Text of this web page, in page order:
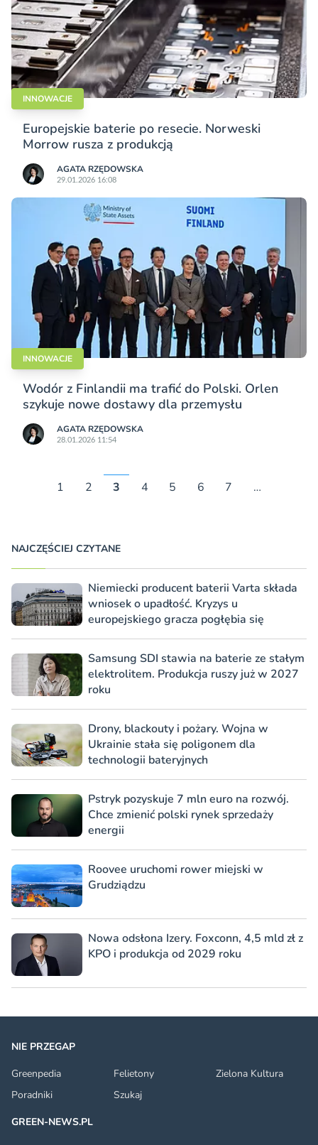
INNOWACJE
Europejskie baterie po resecie. Norweski
Morrow rusza z produkcją
AGATA RZĘDOWSKA
29.01.2026 16:08
INNOWACJE
Wodór z Finlandii ma trafić do Polski. Orlen
szykuje nowe dostawy dla przemysłu
AGATA RZĘDOWSKA
28.01.2026 11:54
1 2 3 4 5 6 7 …
NAJCZĘŚCIEJ CZYTANE
Niemiecki producent baterii Varta składa
wniosek o upadłość. Kryzys u
europejskiego gracza pogłębia się
Samsung SDI stawia na baterie ze stałym
elektrolitem. Produkcja ruszy już w 2027
roku
Drony, blackouty i pożary. Wojna w
Ukrainie stała się poligonem dla
technologii bateryjnych
Pstryk pozyskuje 7 mln euro na rozwój.
Chce zmienić polski rynek sprzedaży
energii
Roovee uruchomi rower miejski w
Grudziądzu
Nowa odsłona Izery. Foxconn, 4,5 mld zł z
KPO i produkcja od 2029 roku
NIE PRZEGAP
Greenpedia
Felietony
Zielona Kultura
Poradniki
Szukaj
GREEN-NEWS.PL